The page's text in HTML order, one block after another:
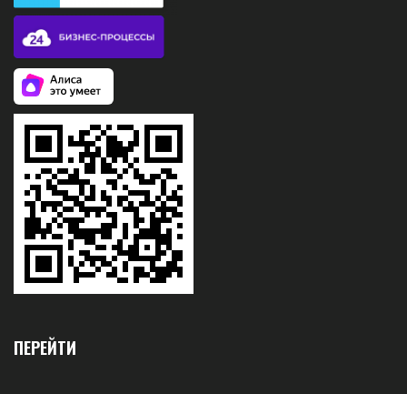
ПЕРЕЙТИ